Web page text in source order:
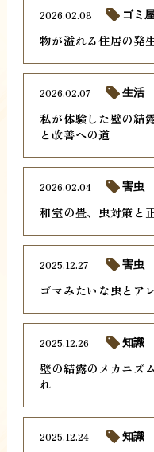
物が溢れる住居の発
2026.02.08 ゴミ
私が体験した壁の結
と改善への道
2026.02.07 生活
和室の畳、虫対策と
2026.02.04 害虫
ゴマみたいな虫とア
2025.12.27 害虫
壁の結露のメカニズ
れ
2025.12.26 知識
2025.12.24 知識